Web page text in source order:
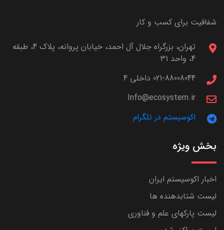
شفافیت برای کسب و کار
تهران، بزرگراه جلال آل احمد، خیابان پروانه، پلاک 4، طبقه
4، واحد 31
021-88008044 داخلی 4
Info@ecosystem.ir
اکوسیستم در تلگرام
بخش ویژه
اخبار اکوسیستم ایران
لیست شتابدهنده ها
لیست پارکهای علم و فناوری